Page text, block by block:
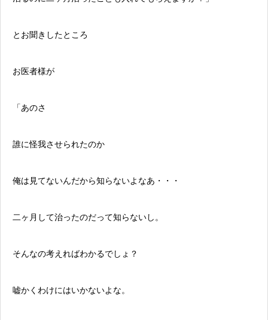
とお聞きしたところ
お医者様が
「あのさ
誰に怪我させられたのか
俺は見てないんだから知らないよなあ・・・
二ヶ月して治ったのだって知らないし。
そんなの考えればわかるでしょ？
嘘かくわけにはいかないよな。